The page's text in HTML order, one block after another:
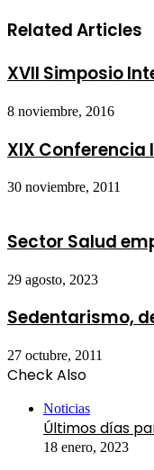
Related Articles
XVII Simposio
8 noviembre, 2016
XIX Conferencia
30 noviembre, 2011
Sector Salud
29 agosto, 2023
Sedentarismo,
27 octubre, 2011
Check Also
Noticias
Últimos días
18 enero, 2023